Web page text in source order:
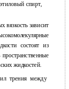
спирт,
вязкость зависит
состоят из
жидкостей.
трения между